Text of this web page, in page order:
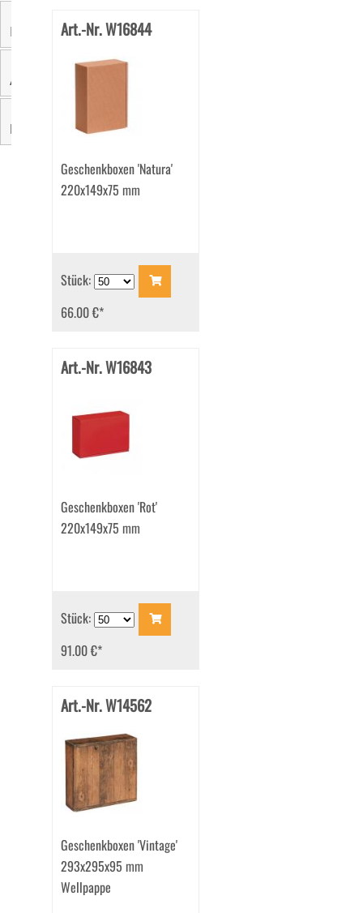
Innenfarbe
Aussendruck
Art.-Nr. W16844
Geschenkboxen 'Natura'
220x149x75 mm
Stück:
66.00 €*
Art.-Nr. W16843
Geschenkboxen 'Rot'
220x149x75 mm
Stück:
91.00 €*
Art.-Nr. W14562
Geschenkboxen 'Vintage'
293x295x95 mm
Wellpappe